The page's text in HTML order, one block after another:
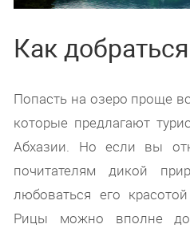
Как
Попасть на озеро проще
которые предлагают
Абхазии. Но если вы
почитателям дикой
любоваться его
Рицы можно вполне